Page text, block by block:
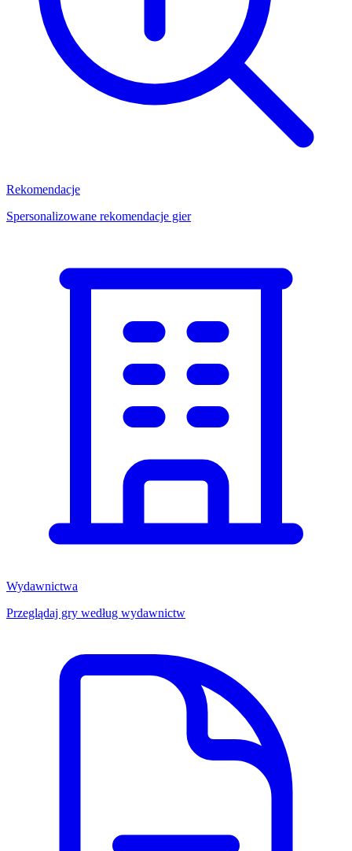
Rekomendacje
Spersonalizowane rekomendacje gier
Wydawnictwa
Przeglądaj gry według wydawnictw